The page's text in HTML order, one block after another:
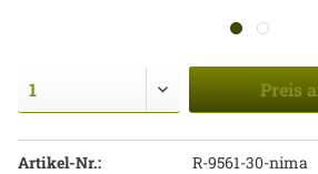
Preis
Artikel-Nr.: R-9561-30-nima